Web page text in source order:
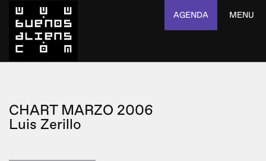
AGENDA MENU
CHART MARZO 2006
Luis Zerillo